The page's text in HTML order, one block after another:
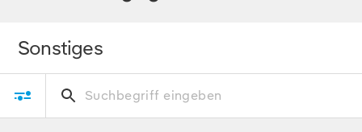
Sonstiges